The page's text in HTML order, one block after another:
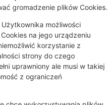
gromadzenie plików Cookies.
możliwości
na jego urządzeniu
korzystanie z
strony do czego
uprawniony ale musi w takiej
z ograniczeń